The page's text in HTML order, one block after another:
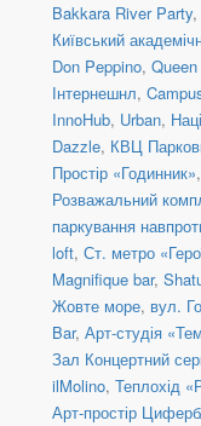
Bakkara River Party,
Київський
Don Peppino,
Інтернешнл,
InnoHub, Urban,
Dazzle, КВЦ
Простір «Годинник»,
Розважальний
паркування
loft, Ст. метро
Magnifique bar,
Жовте море, вул.
Bar, Арт-студія
Зал Концертний
ilMolino, Теплохід
Арт-простір